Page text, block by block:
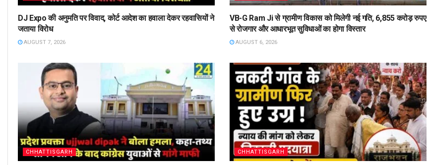
DJ Expo की अनुमति पर विवाद, कोर्ट आदेश का हवाला देकर रहवासियों ने
जताया विरोध
AUGUST 7, 2026
VB-G Ram Ji से ग्रामीण विकास को मिलेगी नई गति, 6,855 करोड़ रुपए
से रोजगार और आधारभूत सुविधाओं का होगा विस्तार
AUGUST 6, 2026
CHHATTISGARH CHHATTISGARH